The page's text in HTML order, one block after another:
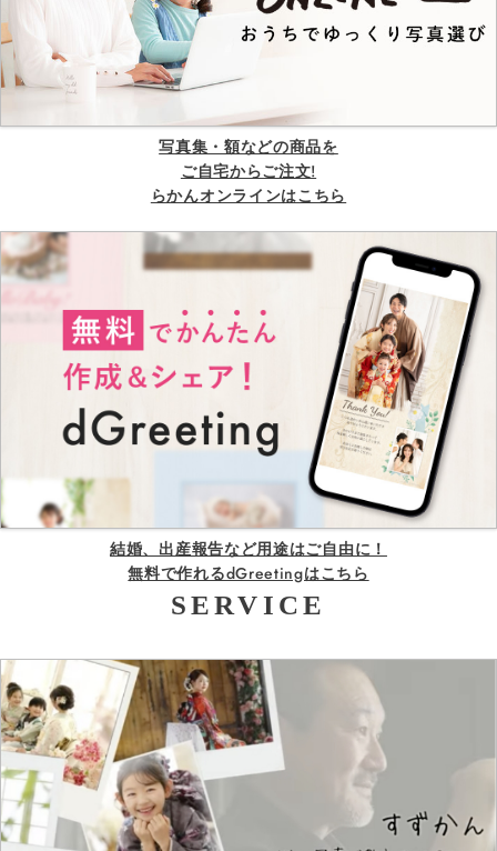
写真集・額などの商品を
ご自宅からご注文!
らかんオンラインはこちら
結婚、出産報告など用途はご自由に！
無料で作れるdGreetingはこちら
SERVICE